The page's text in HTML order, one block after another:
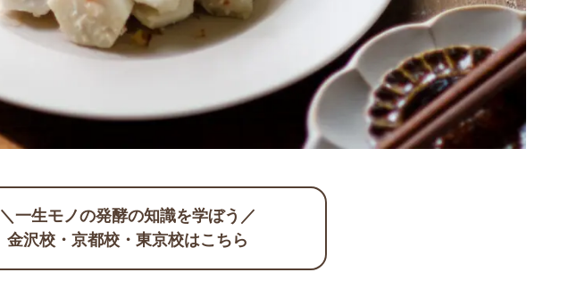
＼一生モノの発酵の知識を学ぼう／
金沢校・京都校・東京校はこちら